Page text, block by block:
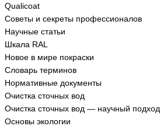
Qualicoat
Советы и секреты профессионалов
Научные статьи
Шкала RAL
Новое в мире покраски
Словарь терминов
Нормативные документы
Очистка сточных вод
Очистка сточных вод — научный подход
Основы экологии